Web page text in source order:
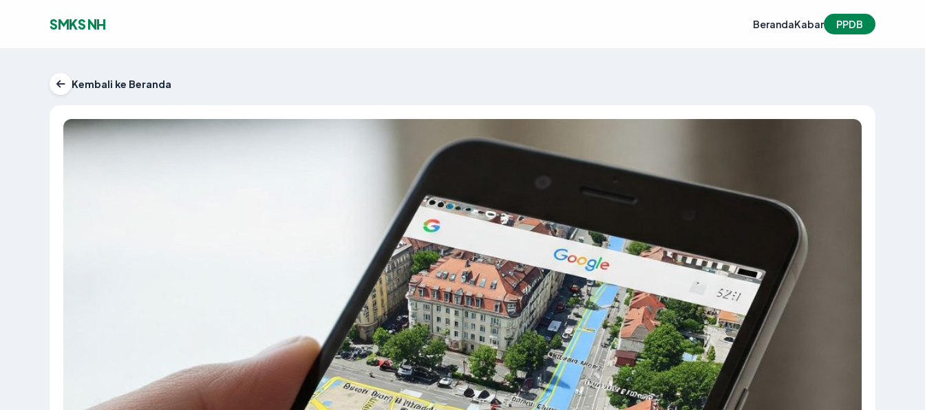
SMKS NH BerandaKabar PPDB
Kembali ke Beranda